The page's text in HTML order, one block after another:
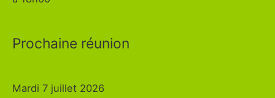
Prochaine réunion
Mardi 7 juillet 2026